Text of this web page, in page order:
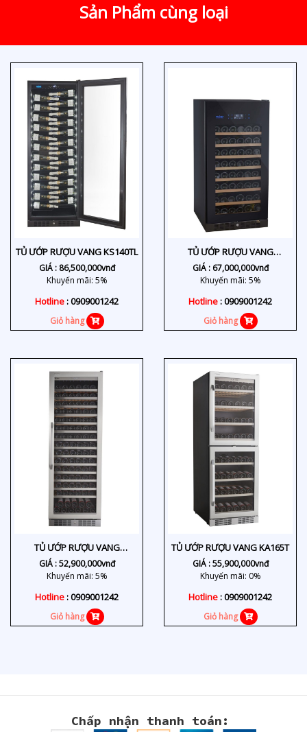
Sản Phẩm cùng loại
TỦ ƯỚP RƯỢU VANG KS140TL
GIÁ : 86,500,000vnđ
Khuyến mãi: 5%
Hotline: 0909001242
Giỏ hàng
TỦ ƯỚP RƯỢU VANG
KS106TL/TR
GIÁ : 67,000,000vnđ
Khuyến mãi: 5%
Hotline: 0909001242
Giỏ hàng
TỦ ƯỚP RƯỢU VANG
KSJ168EW
GIÁ :52,900,000vnđ
Khuyến mãi: 5%
Hotline: 0909001242
Giỏ hàng
TỦ ƯỚP RƯỢU VANG KA165T
GIÁ :55,900,000vnđ
Khuyến mãi: 0%
Hotline: 0909001242
Giỏ hàng
Chấp nhận thanh toán: